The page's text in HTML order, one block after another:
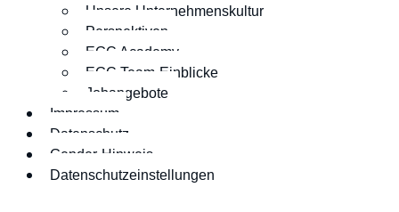
Unsere Unternehmenskultur
Perspektiven
EGC Academy
EGC Team-Einblicke
Jobangebote
Impressum
Datenschutz
Gender-Hinweis
Datenschutzeinstellungen